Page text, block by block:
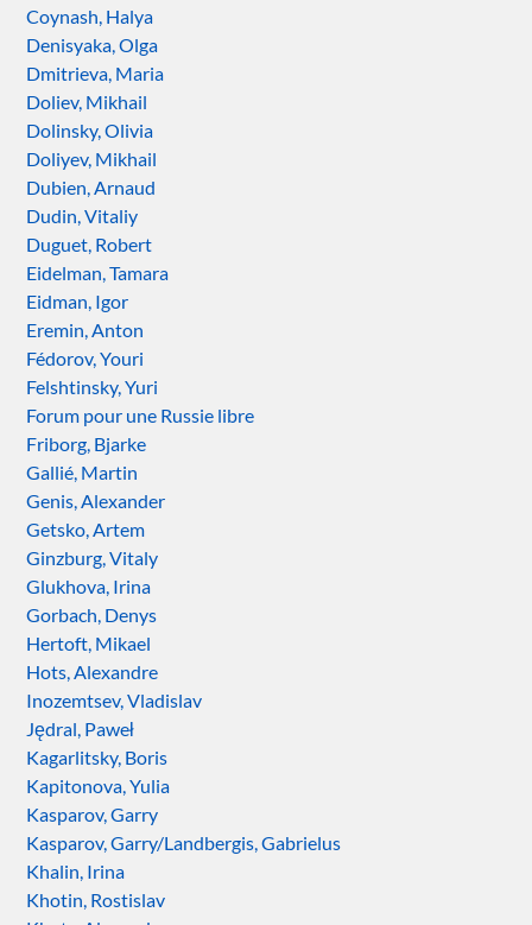
Coynash, Halya
Denisyaka, Olga
Dmitrieva, Maria
Doliev, Mikhail
Dolinsky, Olivia
Doliyev, Mikhail
Dubien, Arnaud
Dudin, Vitaliy
Duguet, Robert
Eidelman, Tamara
Eidman, Igor
Eremin, Anton
Fédorov, Youri
Felshtinsky, Yuri
Forum pour une Russie libre
Friborg, Bjarke
Gallié, Martin
Genis, Alexander
Getsko, Artem
Ginzburg, Vitaly
Glukhova, Irina
Gorbach, Denys
Hertoft, Mikael
Hots, Alexandre
Inozemtsev, Vladislav
Jędral, Paweł
Kagarlitsky, Boris
Kapitonova, Yulia
Kasparov, Garry
Kasparov, Garry/Landbergis, Gabrielus
Khalin, Irina
Khotin, Rostislav